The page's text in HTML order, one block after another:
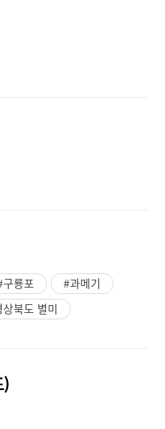
구룡포
#과메기
북도 별미
)